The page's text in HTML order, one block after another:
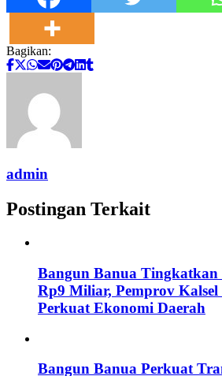
Bagikan:
admin
Postingan Terkait
Bangun Banua Tingkatkan
Rp9 Miliar, Pemprov
Perkuat Ekonomi Daerah
Bangun Banua Perkuat